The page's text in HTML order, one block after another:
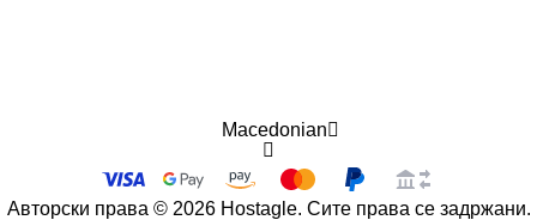
Авторски права © 2026 Hostagle. Сите права се задржани.
Macedonian